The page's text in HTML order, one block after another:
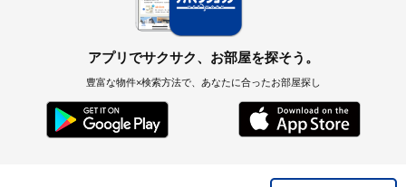
アプリでサクサク、お部屋を探そう。
豊富な物件×検索方法で、あなたに合ったお部屋探し